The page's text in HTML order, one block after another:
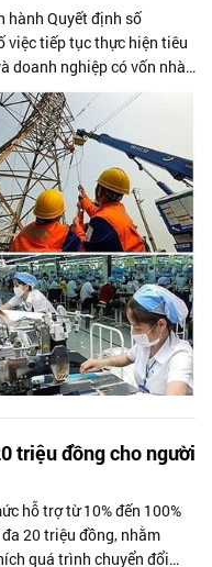
hành Quyết định số
việc tiếp tục thực hiện tiêu
doanh nghiệp có vốn nhà
triệu đồng cho người
hỗ trợ từ 10% đến 100%
20 triệu đồng, nhằm
quá trình chuyển đổi